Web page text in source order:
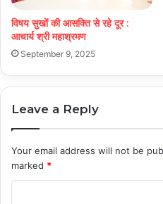
विषय सुखों की आसक्ति से रहे दूर :
आचार्य श्री महाश्रमण
September 9, 2025
Leave a Reply
Your email address will not be
marked *